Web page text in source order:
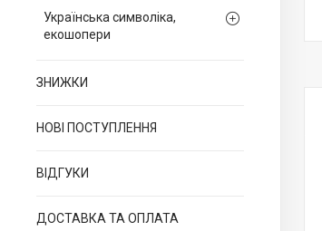
Українська символіка,
екошопери
ЗНИЖКИ
НОВІ ПОСТУПЛЕННЯ
ВІДГУКИ
ДОСТАВКА ТА ОПЛАТА